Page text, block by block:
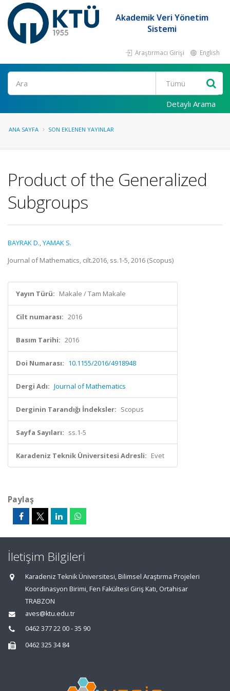
Akademik Veri Yönetim
Sistemi
Araştırmacı Girişi English
Ara
Detaylı Arama
ANA SAYFA SON EKLENEN YAYINLAR
Product of the Generalized
Subgroups
BAYRAK D.,YAMAK S.
Journal of Mathematics, cilt.2016, ss.1-5, 2016 (Scopus)
Yayın Türü: Makale / Tam Makale
Cilt numarası: 2016
Basım Tarihi: 2016
Doi Numarası: 10.1155/2016/4918948
Dergi Adı: Journal of Mathematics
Derginin Tarandığı İndeksler: Scopus
Sayfa Sayıları: ss.1-5
Karadeniz Teknik Üniversitesi Adresli: Evet
Paylaş
İletişim Bilgileri
Karadeniz Teknik Üniversitesi, Bilimsel Araştırma Projeleri
Koordinasyon Birimi, Fen Fakültesi Giriş Katı, Ortahisar
TRABZON
aves@ktu.edu.tr
0462 377 22 00 - 35 90
0462 325 34 84